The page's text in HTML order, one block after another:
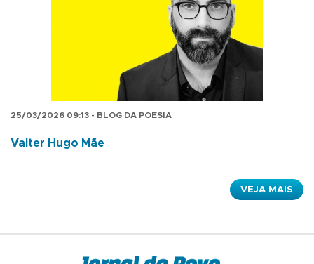
25/03/2026 09:13 - BLOG DA POESIA
Valter Hugo Mãe
VEJA MAIS